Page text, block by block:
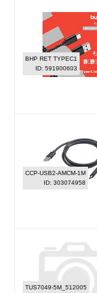
BHP RET TYPEC1
ID: 591900603
CCP-USB2-AMCM-1M
ID: 303074958
TUS7049-5M_512005